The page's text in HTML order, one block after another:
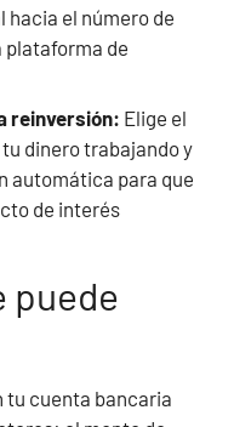
el número de
plataforma de
reinversión: Elige el
dinero trabajando y
automática para que
de interés
puede
tu cuenta bancaria